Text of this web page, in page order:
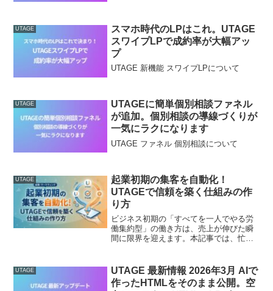
UTAGE
スマホ時代のLPはこれ。UTAGE
スワイプLPで成約率が大幅アッ
プ
UTAGE 新機能 スワイプLPについて
UTAGE
UTAGEに簡単個別相談ファネル
が追加。個別相談の導線づくりが
一気にラクになります
UTAGE ファネル 個別相談について
UTAGE
起業初期の集客を自動化！
UTAGEで信頼を築く仕組みの作
り方
ビジネス初期の「すべてを一人でやる労
働集約型」の働き方は、売上が伸びた瞬
間に限界を迎えます。本記事では、忙し
UTAGEを活用し、時間と経済の自由を手
に入れる構造設計の全貌を公開します。
UTAGE
UTAGE 最新情報 2026年3月 AIで
作ったHTMLをそのまま公開。空